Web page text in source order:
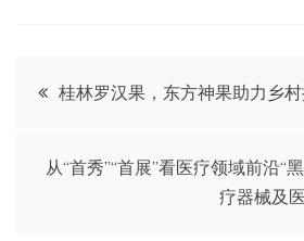
文 桂林罗汉果，东方神果助力乡
从“首秀”“首展”看医疗领域前沿
疗器械及